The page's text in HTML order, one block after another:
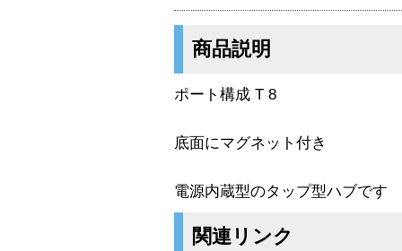
商品説明
ポート構成 T 8
底面にマグネット付き
電源内蔵型のタップ型ハブです
関連リンク